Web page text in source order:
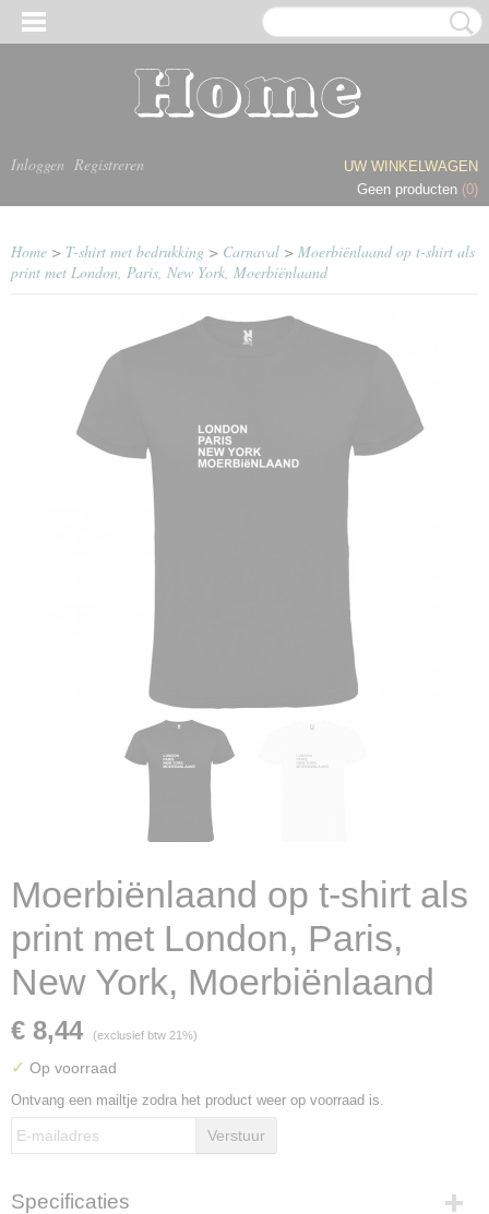
Inloggen Registreren
UW WINKELWAGEN
Geen producten (0)
Home > T-shirt met bedrukking > Carnaval > Moerbiënlaand op t-shirt als
print met London, Paris, New York, Moerbiënlaand
Moerbiënlaand op t-shirt als
print met London, Paris,
New York, Moerbiënlaand
€ 8,44 (exclusief btw 21%)
✓ Op voorraad
Ontvang een mailtje zodra het product weer op voorraad is.
Verstuur
Specificaties